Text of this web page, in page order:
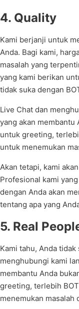
4. Quality
Kami berjanji untuk
Anda. Bagi kami,
masalah yang
yang kami berikan
tidak suka dengan
Live Chat dan
yang akan membantu
untuk greeting,
untuk menemukan
Akan tetapi, kami
Profesional kami
dengan Anda akan
tentang apa yang
5. Real
Kami tahu, Anda tidak
menghubungi kami
membantu Anda
greeting, terlebih
menemukan masalah